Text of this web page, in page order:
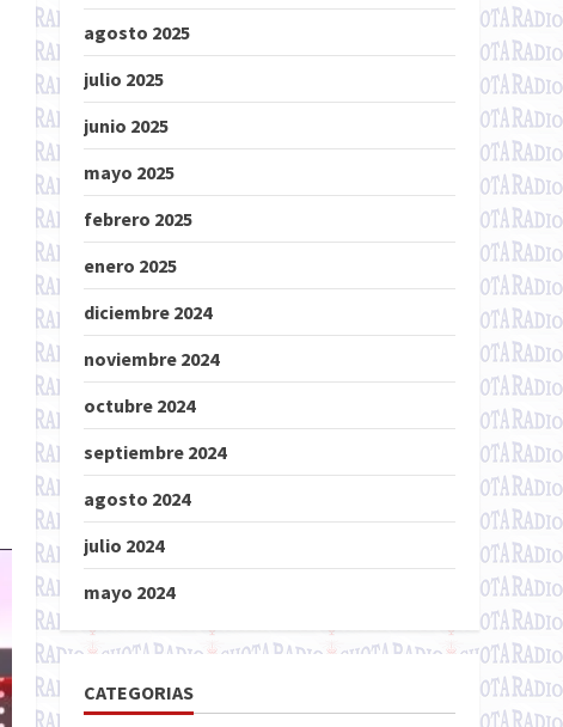
agosto 2025
julio 2025
junio 2025
mayo 2025
febrero 2025
enero 2025
diciembre 2024
noviembre 2024
octubre 2024
septiembre 2024
agosto 2024
julio 2024
mayo 2024
CATEGORIAS